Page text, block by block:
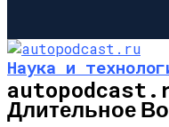
Наука и
Длительное